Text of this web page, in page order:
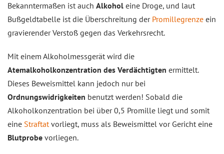
Bekanntermaßen ist auch Alkohol eine Droge, und laut
Bußgeldtabelle ist die Überschreitung der Promillegrenze ein
gravierender Verstoß gegen das Verkehrsrecht.
Mit einem Alkoholmessgerät wird die
Atemalkoholkonzentration des Verdächtigten ermittelt.
Dieses Beweismittel kann jedoch nur bei
Ordnungswidrigkeiten benutzt werden! Sobald die
Alkoholkonzentration bei über 0,5 Promille liegt und somit
eine Straftatvorliegt, muss als Beweismittel vor Gericht eine
Blutprobe vorliegen.